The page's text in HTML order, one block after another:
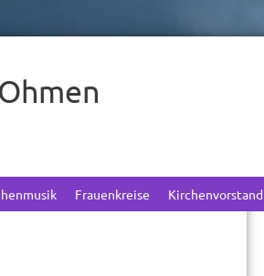
Frauenkreise Kirchenvorstand